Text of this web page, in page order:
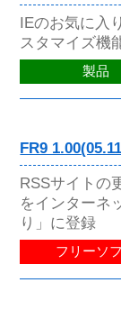
IEのお気に入
スタマイズ機
製品
FR9
RSSサイトの
をインターネ
り」に登録
フリーソ